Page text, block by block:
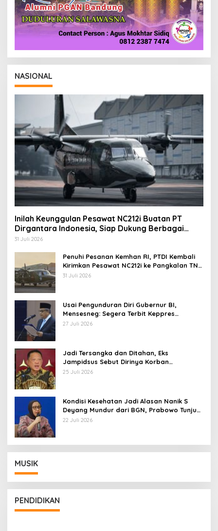
NASIONAL
Inilah Keunggulan Pesawat NC212i Buatan PT
Dirgantara Indonesia, Siap Dukung Berbagai
Operasi TNI
31 Juli 2026
Penuhi Pesanan Kemhan RI, PTDI Kembali
Kirimkan Pesawat NC212i ke Pangkalan TNI
AU
31 Juli 2026
Usai Pengunduran Diri Gubernur BI,
Mensesneg: Segera Terbit Keppres
Pemberhentian dengan Hormat
27 Juli 2026
Jadi Tersangka dan Ditahan, Eks
Jampidsus Sebut Dirinya Korban
Kriminalisasi
25 Juli 2026
Kondisi Kesehatan Jadi Alasan Nanik S
Deyang Mundur dari BGN, Prabowo Tunjuk
Wamentan Sudaryono
22 Juli 2026
MUSIK
PENDIDIKAN